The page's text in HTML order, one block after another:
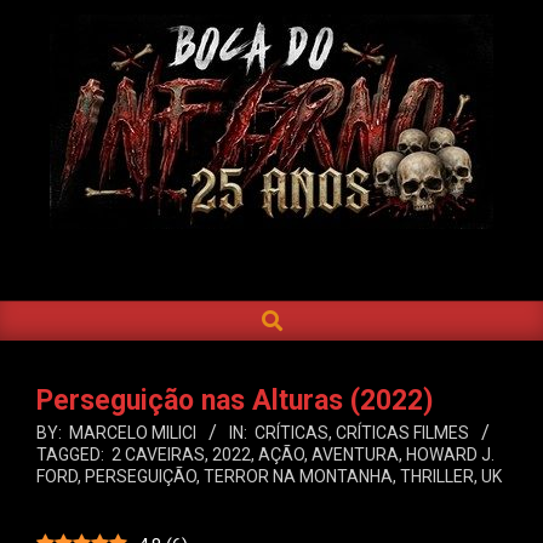
DO
INFERNO
Navigation
SEARCH
Perseguição nas Alturas (2022)
BY: MARCELO MILICI IN: CRÍTICAS, CRÍTICAS FILMES
TAGGED: 2 CAVEIRAS, 2022, AÇÃO, AVENTURA, HOWARD J.
FORD, PERSEGUIÇÃO, TERROR NA MONTANHA, THRILLER, UK